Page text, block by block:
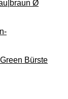
Ø
Bürste